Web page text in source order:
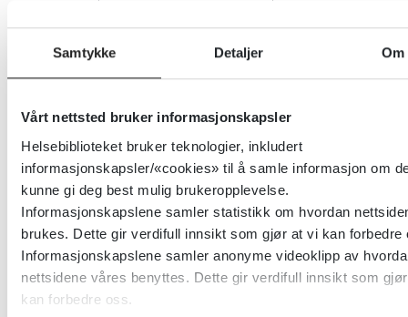
Samtykke Detaljer Om
Vårt nettsted bruker informasjonskapsler
Helsebiblioteket bruker teknologier, inkludert
informasjonskapsler/«cookies» til å samle informasjon om
kunne gi deg best mulig brukeropplevelse.
Informasjonskapslene samler statistikk om hvordan
brukes. Dette gir verdifull innsikt som gjør at vi kan forbedre
Informasjonskapslene samler anonyme videoklipp av
nettsidene våres benyttes. Dette gir verdifull innsikt som
kan forbedre oss.
SCID-5-AMPD - Structured
Alternative Model Personality
Disorders
Oslo Universitetssykehus
Detaljer